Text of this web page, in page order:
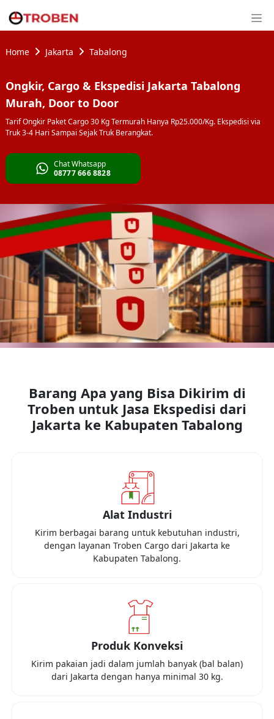
Home Jakarta Tabalong
Ongkir, Cargo & Ekspedisi Jakarta Tabalong
Murah, Door to Door
Tarif Ongkir Paket Cargo 30 Kg Termurah Hanya Rp25.000/Kg. Ekspedisi via
Truk 3-4 Hari Sampai Sejak Truk Berangkat.
Chat Whatsapp
08777 666 8828
Barang Apa yang Bisa Dikirim di
Troben untuk Jasa Ekspedisi dari
Jakarta ke Kabupaten Tabalong
Alat Industri
Kirim berbagai barang untuk kebutuhan industri,
dengan layanan Troben Cargo dari Jakarta ke
Kabupaten Tabalong.
Produk Konveksi
Kirim pakaian jadi dalam jumlah banyak (bal balan)
dari Jakarta dengan hanya minimal 30 kg.